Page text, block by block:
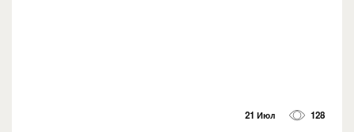
21 Июл 128